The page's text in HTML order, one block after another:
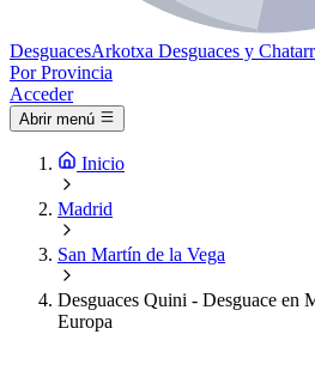
DesguacesArkotxa Desguaces y
Por Provincia
Acceder
Abrir menú
Inicio
Madrid
San Martín de la Vega
Desguaces Quini - Desguace en
Europa